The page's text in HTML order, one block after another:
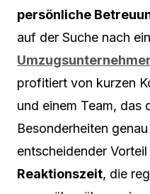
persönliche
auf der Suche nach
profitiert von kurzen
und einem Team, das
Besonderheiten
entscheidender
Reaktionszeit, die